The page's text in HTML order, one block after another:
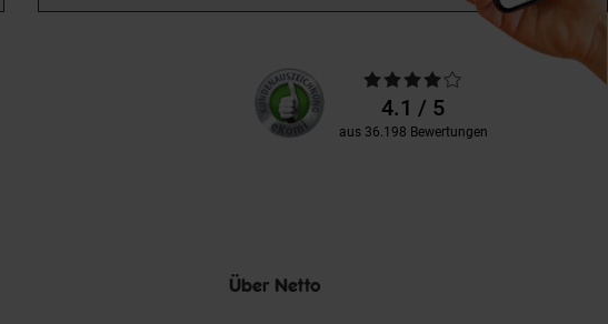
Unsere
Kundenbewertungen
Durchschnittliche
Bewertungen4.1 / 5
aus 36.198 Bewertungen
Über Netto